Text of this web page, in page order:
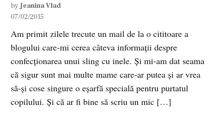
by Jeanina Vlad
07/02/2015
Am primit zilele trecute un mail de la o cititoare a
blogului care-mi cerea câteva informații despre
confecționarea unui sling cu inele. Și mi-am dat seama
că sigur sunt mai multe mame care-ar putea și ar vrea
să-și cose singure o eșarfă specială pentru purtatul
copilului. Și că ar fi bine să scriu un mic […]